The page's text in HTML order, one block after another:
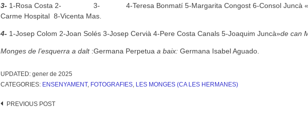
3- 1-Rosa Costa 2- 3- 4-Teresa Bonmatí 5-Margarita Congost 6-Consol Juncà «
Carme Hospital 8-Vicenta Mas.
4- 1-Josep Colom 2-Joan Solés 3-Josep Cervià 4-Pere Costa Canals 5-Joaquim Juncà»de can
Monges de l’esquerra a dalt:Germana Perpetua a baix: Germana Isabel Aguado.
UPDATED: gener de 2025
CATEGORIES: ENSENYAMENT, FOTOGRAFIES, LES MONGES (CA LES HERMANES)
Post
PREVIOUS POST